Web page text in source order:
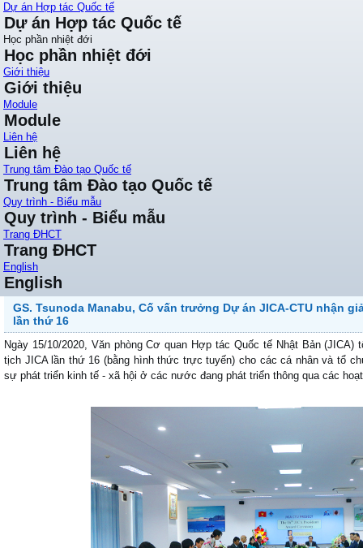
Dự án Hợp tác Quốc tế
Dự án Hợp tác Quốc tế
Học phần nhiệt đới
Học phần nhiệt đới
Giới thiệu
Giới thiệu
Module
Module
Liên hệ
Liên hệ
Trung tâm Đào tạo Quốc tế
Trung tâm Đào tạo Quốc tế
Quy trình - Biểu mẫu
Quy trình - Biểu mẫu
Trang ĐHCT
Trang ĐHCT
English
English
GS. Tsunoda Manabu, Cố vấn trưởng Dự án JICA-CTU nhận
lần thứ 16
Ngày 15/10/2020, Văn phòng Cơ quan Hợp tác Quốc tế Nhật Bản
tịch JICA lần thứ 16 (bằng hình thức trực tuyến) cho các cá nhân và tổ
sự phát triển kinh tế - xã hội ở các nước đang phát triển thông qua các